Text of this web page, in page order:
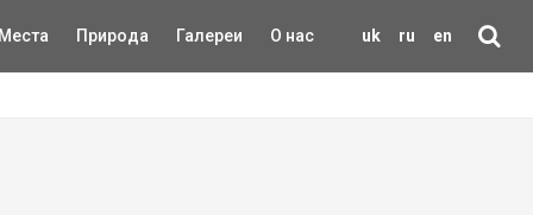
uk ru en
Природа Галереи О нас